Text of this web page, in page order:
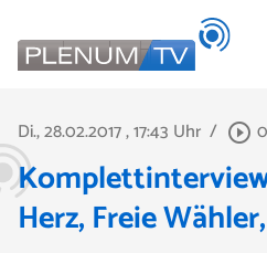
Di., 28.02.2017, 17:43 Uhr / play_circle_outline
Herz, Freie